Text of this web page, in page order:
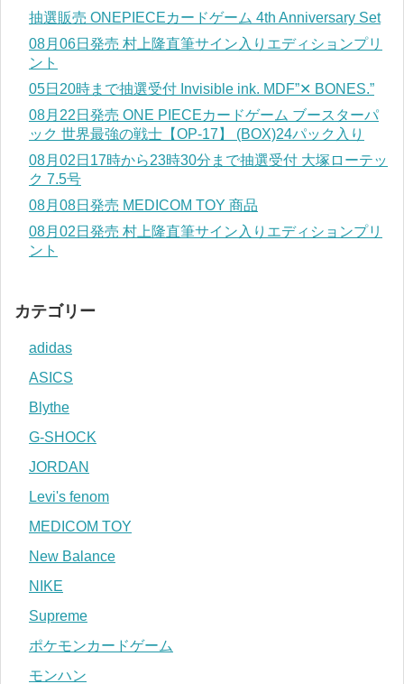
抽選販売 ONEPIECEカードゲーム 4th Anniversary Set
08月06日発売 村上隆直筆サイン入りエディションプリ
ント
05日20時まで抽選受付 Invisible ink. MDF”✕ BONES.”
08月22日発売 ONE PIECEカードゲーム ブースターパ
ック 世界最強の戦士【OP-17】 (BOX)24パック入り
08月02日17時から23時30分まで抽選受付 大塚ローテッ
ク 7.5号
08月08日発売 MEDICOM TOY 商品
08月02日発売 村上隆直筆サイン入りエディションプリ
ント
カテゴリー
adidas
ASICS
Blythe
G-SHOCK
JORDAN
Levi's fenom
MEDICOM TOY
New Balance
NIKE
Supreme
ポケモンカードゲーム
モンハン